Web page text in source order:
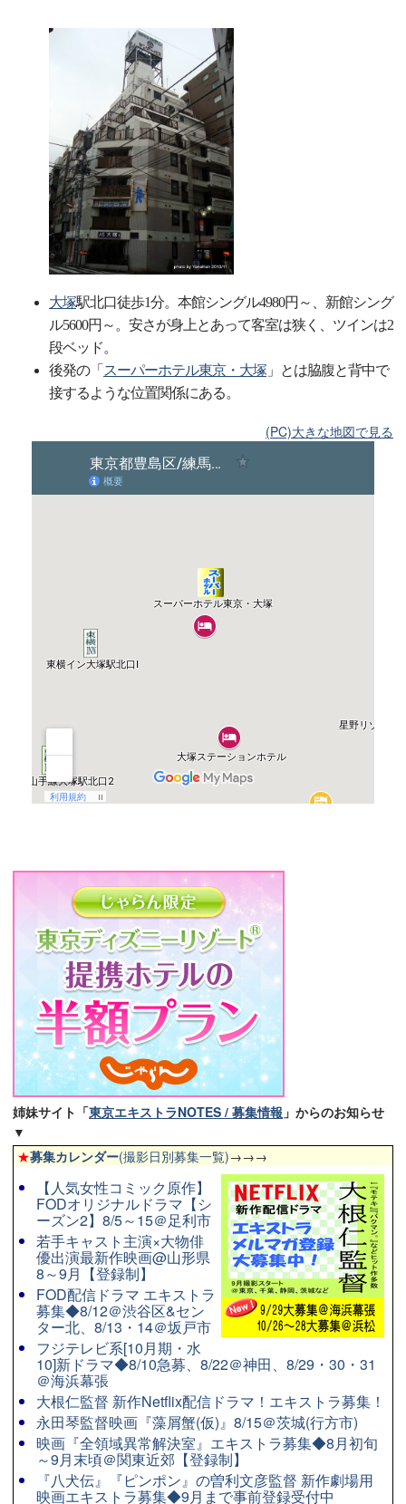
大塚駅北口徒歩1分。本館シングル4980円～、新館シング
ル5600円～。安さが身上とあって客室は狭く、ツインは2
段ベッド。
後発の「 スーパーホテル東京・大塚 」とは脇腹と背中で
接するような位置関係にある。
(PC)大きな地図で見る
姉妹サイト「東京エキストラNOTES / 募集情報 」からのお知らせ
▼
★募集カレンダー(撮影日別募集一覧)→→→
【人気女性コミック原作】
FODオリジナルドラマ【シ
ーズン2】8/5～15＠足利市
若手キャスト主演×大物俳
優出演最新作映画@山形県
8～9月【登録制】
FOD配信ドラマ エキストラ
募集◆8/12＠渋谷区&セン
ター北、8/13・14＠坂戸市
フジテレビ系[10月期・水
10]新ドラマ◆8/10急募、8/22＠神田、8/29・30・31
＠海浜幕張
大根仁監督 新作Netflix配信ドラマ！エキストラ募集！
永田琴監督映画『藻屑蟹(仮)』8/15＠茨城(行方市)
映画『全領域異常解決室』エキストラ募集◆8月初旬
～9月末頃＠関東近郊【登録制】
『八犬伝』『ピンポン』の曽利文彦監督 新作劇場用
映画エキストラ募集◆9月まで事前登録受付中